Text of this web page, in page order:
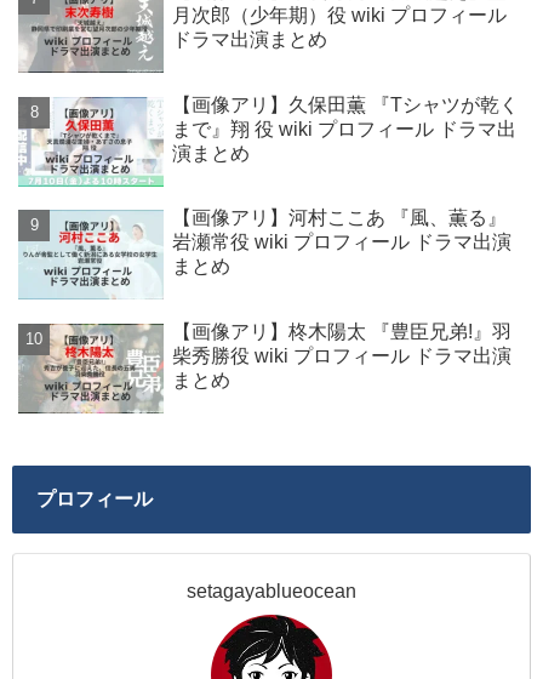
月次郎（少年期）役 wiki プロフィール
ドラマ出演まとめ
【画像アリ】久保田薫 『Tシャツが乾く
まで』翔 役 wiki プロフィール ドラマ出
演まとめ
【画像アリ】河村ここあ 『風、薫る』
岩瀬常役 wiki プロフィール ドラマ出演
まとめ
【画像アリ】柊木陽太 『豊臣兄弟!』羽
柴秀勝役 wiki プロフィール ドラマ出演
まとめ
プロフィール
setagayablueocean